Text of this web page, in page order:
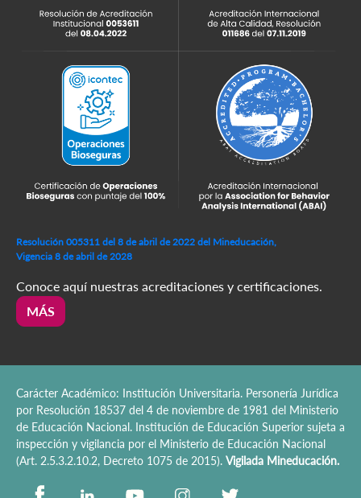
Resolución 005311 del 8 de abril de 2022 del Mineducación,
Vigencia 8 de abril de 2028
Conoce aquí nuestras acreditaciones y certificaciones.
MÁS
Carácter Académico: Institución Universitaria. Personería Jurídica
por Resolución 18537 del 4 de noviembre de 1981 del Ministerio
de Educación Nacional. Institución de Educación Superior sujeta a
inspección y vigilancia por el Ministerio de Educación Nacional
(Art. 2.5.3.2.10.2, Decreto 1075 de 2015). Vigilada Mineducación.